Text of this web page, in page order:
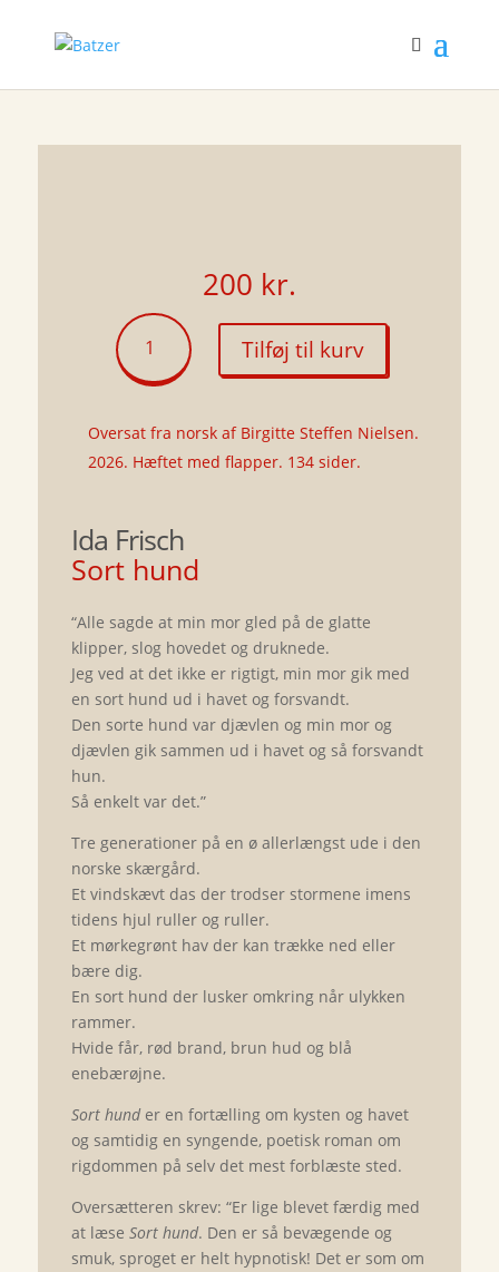
200 kr.
Sort
hund
antal
Tilføj til kurv
Oversat fra norsk af Birgitte Steffen Nielsen.
2026. Hæftet med flapper. 134 sider.
Ida Frisch
Sort hund
“Alle sagde at min mor gled på de glatte
klipper, slog hovedet og druknede.
Jeg ved at det ikke er rigtigt, min mor gik med
en sort hund ud i havet og forsvandt.
Den sorte hund var djævlen og min mor og
djævlen gik sammen ud i havet og så forsvandt
hun.
Så enkelt var det.”
Tre generationer på en ø allerlængst ude i den
norske skærgård.
Et vindskævt das der trodser stormene imens
tidens hjul ruller og ruller.
Et mørkegrønt hav der kan trække ned eller
bære dig.
En sort hund der lusker omkring når ulykken
rammer.
Hvide får, rød brand, brun hud og blå
enebærøjne.
Sort hunder en fortælling om kysten og havet
og samtidig en syngende, poetisk roman om
rigdommen på selv det mest forblæste sted.
Oversætteren skrev: “Er lige blevet færdig med
at læse Sort hund. Den er så bevægende og
smuk, sproget er helt hypnotisk! Det er som om